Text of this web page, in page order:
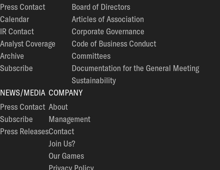
Press Contact
Calendar
IR Contact
Analyst Coverage
Archive
Subscribe
Board of Directors
Articles of Association
Corporate Governance
Code of Business Conduct
Committees
Documentation for the General Meeting
Sustainability
NEWS/MEDIA
Press Contact
Subscribe
Press Releases
COMPANY
About
Management
Contact
Join Us?
Our Games
Privacy Policy